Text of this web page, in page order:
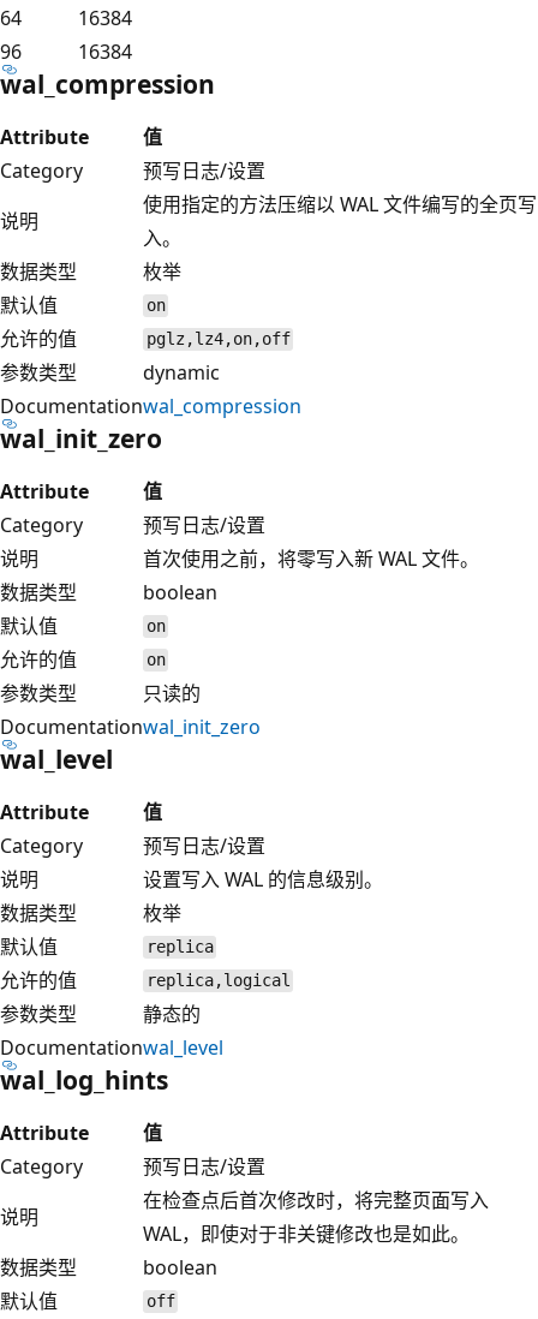
64
16384
96
16384
wal_compression
Attribute
值
Category
预写日志/设置
说明
使用指定的方法压缩以 WAL 文件编写的全页写
入。
数据类型
枚举
默认值
on
允许的值 pglz,lz4,on,off
参数类型
dynamic
Documentationwal_compression
wal_init_zero
Attribute
值
Category
预写日志/设置
说明
首次使用之前，将零写入新 WAL 文件。
数据类型
boolean
默认值
on
允许的值 on
参数类型
只读的
Documentationwal_init_zero
wal_level
Attribute
值
Category
预写日志/设置
说明
设置写入 WAL 的信息级别。
数据类型
枚举
默认值
replica
允许的值 replica,logical
参数类型
静态的
Documentationwal_level
wal_log_hints
Attribute
值
Category
预写日志/设置
说明
在检查点后首次修改时，将完整页面写入
WAL，即使对于非关键修改也是如此。
数据类型
boolean
默认值
off